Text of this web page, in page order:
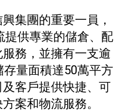
集團的重要一員，
提供專業的儲倉、配
務，並擁有一支逾
量面積達50萬平方
客戶提供快捷、可
案和物流服務。